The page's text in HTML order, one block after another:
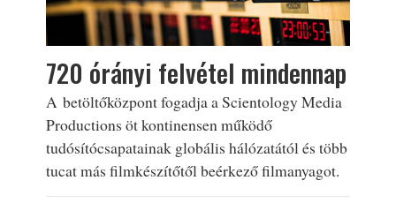
720 órányi felvétel mindennap
A betöltőközpont fogadja a Scientology Media
Productions öt kontinensen működő
tudósítócsapatainak globális hálózatától és több
tucat más filmkészítőtől beérkező filmanyagot.